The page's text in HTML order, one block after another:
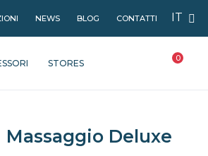
NEWS BLOG CONTATTI IT
STORES 0
Massaggio Deluxe